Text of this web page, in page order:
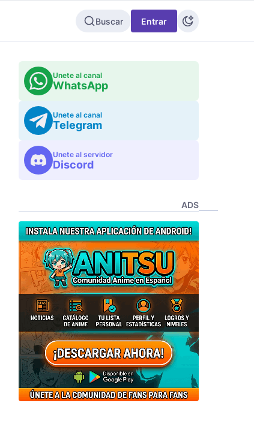
Buscar Entrar
Unete al canal
WhatsApp
Unete al canal
Telegram
Unete al servidor
Discord
ADS